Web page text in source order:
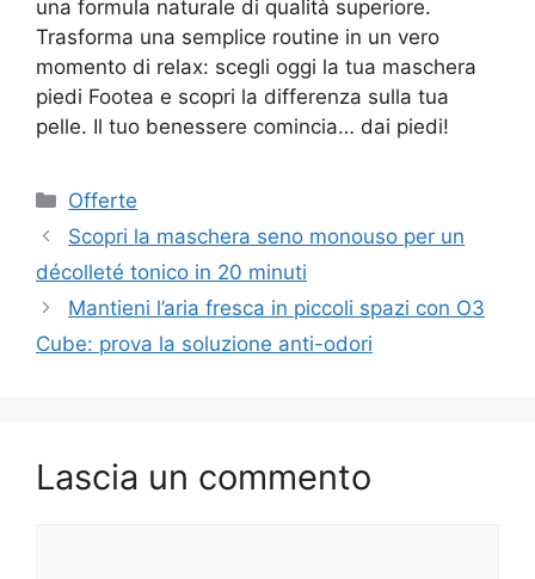
una formula naturale di qualità superiore.
Trasforma una semplice routine in un vero
momento di relax: scegli oggi la tua maschera
piedi Footea e scopri la differenza sulla tua
pelle. Il tuo benessere comincia… dai piedi!
Categorie
Offerte
Scopri la maschera seno monouso per un
décolleté tonico in 20 minuti
Mantieni l’aria fresca in piccoli spazi con O3
Cube: prova la soluzione anti-odori
Lascia un commento